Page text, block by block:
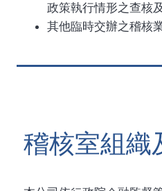
政策執行情形之查核
其他臨時交辦之稽核業
稽核室組織